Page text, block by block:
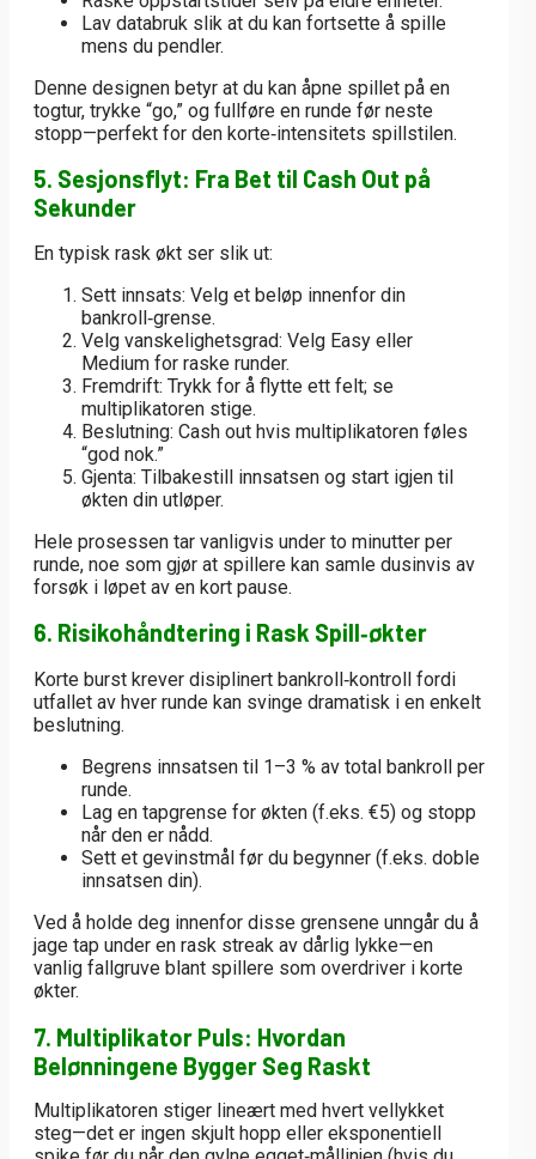
Lav databruk slik at du kan fortsette å spille
mens du pendler.
Denne designen betyr at du kan åpne spillet på en
togtur, trykke “go,” og fullføre en runde før neste
stopp—perfekt for den korte‑intensitets spillstilen.
5. Sesjonsflyt: Fra Bet til Cash Out på
Sekunder
En typisk rask økt ser slik ut:
Sett innsats: Velg et beløp innenfor din
bankroll‑grense.
Velg vanskelighetsgrad: Velg Easy eller
Medium for raske runder.
Fremdrift: Trykk for å flytte ett felt; se
multiplikatoren stige.
Beslutning: Cash out hvis multiplikatoren føles
“god nok.”
Gjenta: Tilbakestill innsatsen og start igjen til
økten din utløper.
Hele prosessen tar vanligvis under to minutter per
runde, noe som gjør at spillere kan samle dusinvis av
forsøk i løpet av en kort pause.
6. Risikohåndtering i Rask Spill‑økter
Korte burst krever disiplinert bankroll‑kontroll fordi
utfallet av hver runde kan svinge dramatisk i en enkelt
beslutning.
Begrens innsatsen til 1–3 % av total bankroll per
runde.
Lag en tapgrense for økten (f.eks. €5) og stopp
når den er nådd.
Sett et gevinstmål før du begynner (f.eks. doble
innsatsen din).
Ved å holde deg innenfor disse grensene unngår du å
jage tap under en rask streak av dårlig lykke—en
vanlig fallgruve blant spillere som overdriver i korte
økter.
7. Multiplikator Puls: Hvordan
Belønningene Bygger Seg Raskt
Multiplikatoren stiger lineært med hvert vellykket
steg—det er ingen skjult hopp eller eksponentiell